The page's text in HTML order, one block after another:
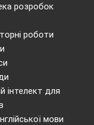
розробок
роботи
інтелект для
мови